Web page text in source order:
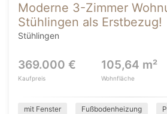
Moderne 3-Zimmer
Stühlingen als Erstbezug!
Stühlingen
369.000 €
Kaufpreis
105,64 m²
Wohnfläche
mit Fenster Fußbodenheizung